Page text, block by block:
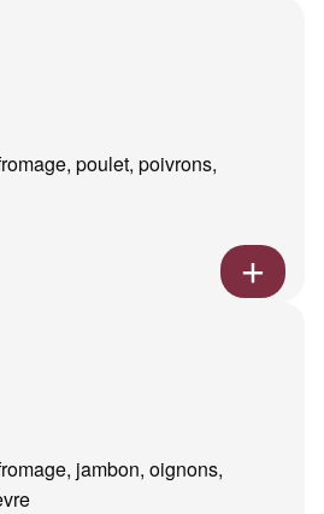
poulet, poivrons,
jambon, oignons,